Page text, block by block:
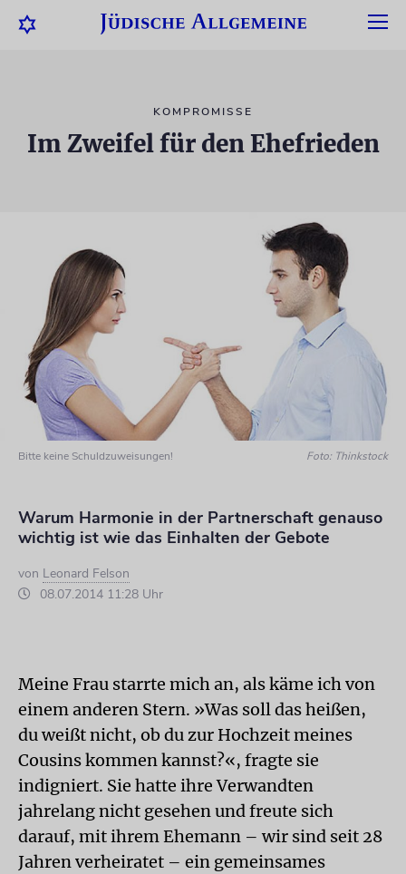
KOMPROMISSE
Im Zweifel für den Ehefrieden
Bitte keine Schuldzuweisungen! Foto: Thinkstock
Warum Harmonie in der Partnerschaft genauso
wichtig ist wie das Einhalten der Gebote
von Leonard Felson
08.07.2014 11:28 Uhr
Meine Frau starrte mich an, als käme ich von
einem anderen Stern. »Was soll das heißen,
du weißt nicht, ob du zur Hochzeit meines
Cousins kommen kannst?«, fragte sie
indigniert. Sie hatte ihre Verwandten
jahrelang nicht gesehen und freute sich
darauf, mit ihrem Ehemann – wir sind seit 28
Jahren verheiratet – ein gemeinsames